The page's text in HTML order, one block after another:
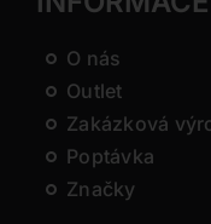
O nás
Outlet
Zakázková
Poptávka
Značky